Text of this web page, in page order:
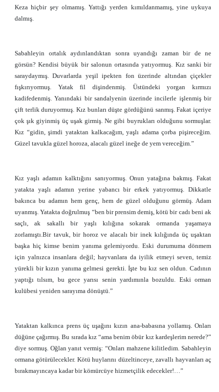
Keza hiçbir şey olmamış. Yattığı yerden kımıldanmamış, yine uykuya
dalmış.
Sabahleyin ortalık aydınlandıktan sonra uyandığı zaman bir de ne
görsün? Kendisi büyük bir salonun ortasında yatıyormuş. Kız sanki bir
saraydaymış. Duvarlarda yeşil ipekten fon üzerinde altından çiçekler
fışkırıyormuş. Yatak fil dişindenmiş. Üstündeki yorgan kırmızı
kadifedenmiş. Yanındaki bir sandalyenin üzerinde incilerle işlenmiş bir
çift terlik duruyormuş. Kız bunları düşte gördüğünü sanmış. Fakat içeriye
çok şık giyinmiş üç uşak girmiş. Ne gibi buyrukları olduğunu sormuşlar.
Kız “gidin, şimdi yataktan kalkacağım, yaşlı adama çorba pişireceğim.
Güzel tavukla güzel horoza, alacalı güzel ineğe de yem vereceğim.”
Kız yaşlı adamın kalktığını sanıyormuş. Onun yatağına bakmış. Fakat
yatakta yaşlı adamın yerine yabancı bir erkek yatıyormuş. Dikkatle
bakınca bu adamın hem genç, hem de güzel olduğunu görmüş. Adam
uyanmış. Yatakta doğrulmuş “ben bir prensim demiş, kötü bir cadı beni ak
saçlı, ak sakallı bir yaşlı kılığına sokarak ormanda yaşamaya
zorlamıştı.Bir tavuk, bir horoz ve alacalı bir inek kılığında üç uşaktan
başka hiç kimse benim yanıma gelemiyordu. Eski durumuma dönmem
için yalnızca insanlara değil; hayvanlara da iyilik etmeyi seven, temiz
yürekli bir kızın yanıma gelmesi gerekti. İşte bu kız sen oldun. Cadının
yaptığı tılsım, bu gece yarısı senin yardımınla bozuldu. Eski orman
kulübesi yeniden sarayıma dönüştü.”
Yataktan kalkınca prens üç uşağını kızın ana-babasına yollamış. Onları
düğüne çağırmış. Bu sırada kız “ama benim öbür kız kardeşlerim nerede?”
diye sormuş. Oğlan yanıt vermiş: “Onları mahzene kilitledim. Sabahleyin
ormana götürülecekler. Kötü huylarını düzeltinceye, zavallı hayvanları aç
bırakmayıncaya kadar bir kömürcüye hizmetçilik edecekler!…”